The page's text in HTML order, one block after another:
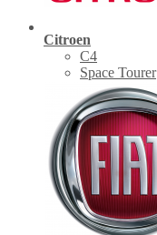
Citroen
C4
Space Tourer